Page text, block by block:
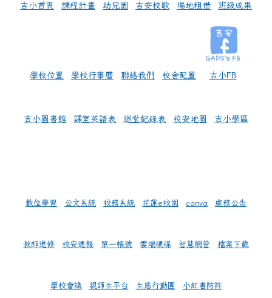
吉小首頁 課程計畫 幼兒園 吉安校歌 場地租借 班級成果
學校位置 學校行事曆 聯絡我們 校舍配置 吉小FB
吉小圖書館 課室英語表 巡堂紀錄表 校安地圖 吉小學區
數位學習 公文系統 校務系統 花蓮e校園 canva 處務公告
教師進修 校安通報 單一帳號 雲端硬碟 智慧網管 檔案下載
學校會議 親師生平台 生態行動團 小紅書防詐